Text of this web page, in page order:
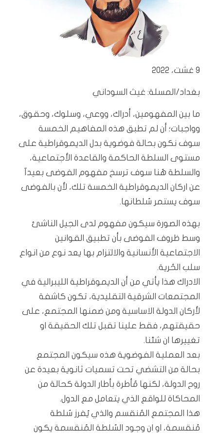
9 غشت، 2022
بغداد/المسلة: غيث السوداني
ما بين المفهومين، أدراك، ووعي، وسلوك، وحقوق،
وواجبات؛ أن لم تطبق هذه المفاهيم الخمسة
سوف نكون بحالة فوضوية بدل الديموقراطية على
مستوى السلطة الحاكمة والقاعدة الأجتماعية،
والسلطة هُنا سوف ترسخ مفهوم الفوضى بعيدآ
عن اركان الديموقراطية الخمسة تلك، لأن بالفوضى
سوف يستمر سُلطانها.
بهذه الصورة سيكون مفهوم لدى الجيل الناشئ
وسط ظروف الفوضى بأن تطبيق القوانين
الاجتماعية الأنسانية والالتزام بها يعد نوع من انواع
سلب الحُرية.
الادراك هذا يأتي من أن الديموقراطية الليبرالية في
المجتمعات الشرقية التقليدية، تكون كاشفة
لأركان الدولة الاساسية ومن ضمنها المجتمع، على
حقيقتهم، فقط علينا تقبل تلك الحقيقة او
تغييرها ان شئنا.
بعد العملية الفوضوية هذه سيكون المجتمع
بحالة من التشضي تحت تسميات ثانوية بعيدة عن
روح الدولة، لكنها مُأطرة بأطار الدولة كحالة من
المحاكاة للواقع الذي يتعامل مع الدول.
هذا المجتمع المُنقسم والذي يُفرز سُلطة
مُنقسمة، او ان وجود السُلطة المُنقسمة يكون